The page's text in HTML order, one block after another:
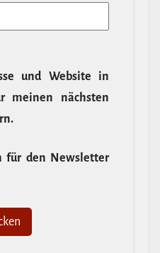
und Website in
meinen nächsten
für den News­letter